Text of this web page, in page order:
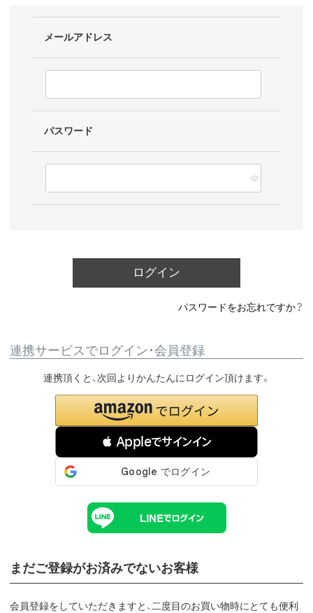
メールアドレス
パスワード
ログイン
パスワードをお忘れですか？
連携サービスでログイン・会員登録
 Appleでサインイン
連携頂くと、次回よりかんたんにログイン頂けます。
まだご登録がお済みでないお客様
会員登録をしていただきますと、二度目のお買い物時にとても便利